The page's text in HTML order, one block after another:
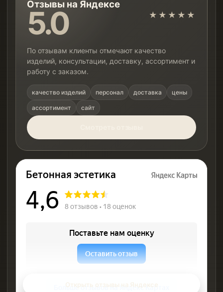
Отзывы на Яндексе
5.0 ★★★★★
По отзывам клиенты отмечают качество
изделий, консультации, доставку, ассортимент и
работу с заказом.
качество изделий персонал доставка цены
ассортимент сайт